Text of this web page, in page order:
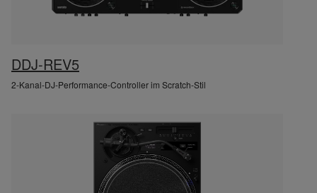
DDJ-REV5
2-Kanal-DJ-Performance-Controller im Scratch-Stil